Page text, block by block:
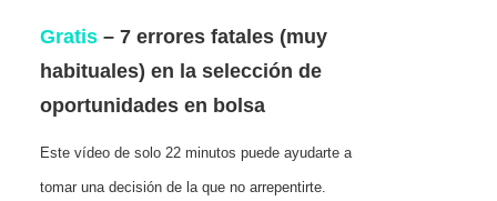
Gratis – 7 errores fatales (muy
habituales) en la selección de
oportunidades en bolsa
Este vídeo de solo 22 minutos puede ayudarte a
tomar una decisión de la que no arrepentirte.